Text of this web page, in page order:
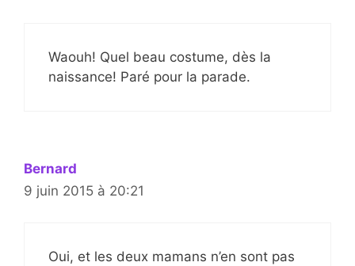
Waouh! Quel beau costume, dès la
naissance! Paré pour la parade.
Bernard
9 juin 2015 à 20:21
Oui, et les deux mamans n’en sont pas